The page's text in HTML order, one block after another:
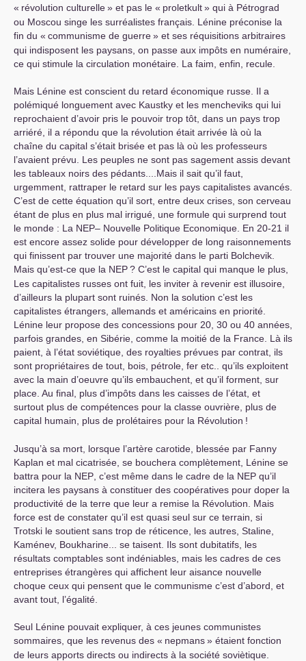
« révolution culturelle» et pas le « proletkult» qui à Pétrograd
ou Moscou singe les surréalistes français. Lénine préconise la
fin du « communisme de guerre» et ses réquisitions arbitraires
qui indisposent les paysans, on passe aux impôts en numéraire,
ce qui stimule la circulation monétaire. La faim, enfin, recule.
Mais Lénine est conscient du retard économique russe. Il a
polémiqué longuement avec Kaustky et les mencheviks qui lui
reprochaient d’avoir pris le pouvoir trop tôt, dans un pays trop
arriéré, il a répondu que la révolution était arrivée là où la
chaîne du capital s’était brisée et pas là où les professeurs
l’avaient prévu. Les peuples ne sont pas sagement assis devant
les tableaux noirs des pédants....Mais il sait qu’il faut,
urgemment, rattraper le retard sur les pays capitalistes avancés.
C’est de cette équation qu’il sort, entre deux crises, son cerveau
étant de plus en plus mal irrigué, une formule qui surprend tout
le monde : La NEP– Nouvelle Politique Economique. En 20-21 il
est encore assez solide pour développer de long raisonnements
qui finissent par trouver une majorité dans le parti Bolchevik.
Mais qu’est-ce que la NEP? C’est le capital qui manque le plus,
Les capitalistes russes ont fuit, les inviter à revenir est illusoire,
d’ailleurs la plupart sont ruinés. Non la solution c’est les
capitalistes étrangers, allemands et américains en priorité.
Lénine leur propose des concessions pour 20, 30 ou 40 années,
parfois grandes, en Sibérie, comme la moitié de la France. Là ils
paient, à l’état soviétique, des royalties prévues par contrat, ils
sont propriétaires de tout, bois, pétrole, fer etc.. qu’ils exploitent
avec la main d’oeuvre qu’ils embauchent, et qu’il forment, sur
place. Au final, plus d’impôts dans les caisses de l’état, et
surtout plus de compétences pour la classe ouvrière, plus de
capital humain, plus de prolétaires pour la Révolution !
Jusqu’à sa mort, lorsque l’artère carotide, blessée par Fanny
Kaplan et mal cicatrisée, se bouchera complètement, Lénine se
battra pour la NEP , c’est même dans le cadre de la NEP qu’il
incitera les paysans à constituer des coopératives pour doper la
productivité de la terre que leur a remise la Révolution. Mais
force est de constater qu’il est quasi seul sur ce terrain, si
Trotski le soutient sans trop de réticence, les autres, Staline,
Kaménev, Boukharine... se taisent. Ils sont dubitatifs, les
résultats comptables sont indéniables, mais les cadres de ces
entreprises étrangères qui affichent leur aisance nouvelle
choque ceux qui pensent que le communisme c’est d’abord, et
avant tout, l’égalité.
Seul Lénine pouvait expliquer, à ces jeunes communistes
sommaires, que les revenus des « nepmans» étaient fonction
de leurs apports directs ou indirects à la société soviètique.